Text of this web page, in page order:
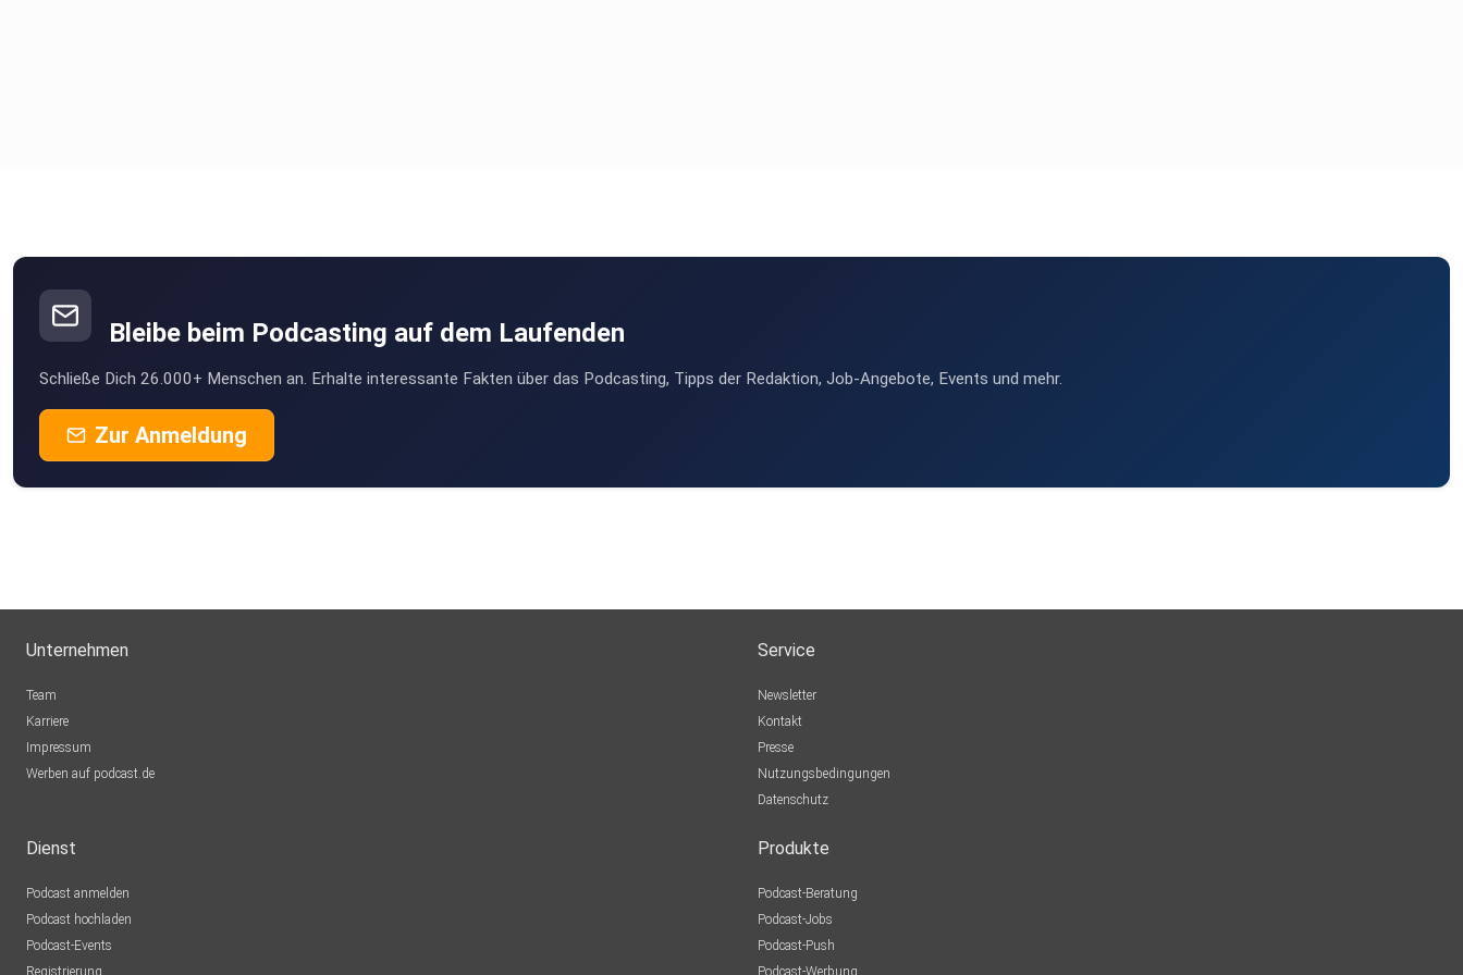
Bleibe beim Podcasting auf dem Laufenden
Schließe Dich 26.000+ Menschen an. Erhalte interessante Fakten über das Podcasting, Tipps der Redaktion, Job-Angebote, Events und mehr.
Zur Anmeldung
Unternehmen
Team
Karriere
Impressum
Werben auf podcast.de
Service
Newsletter
Kontakt
Presse
Nutzungsbedingungen
Datenschutz
Dienst
Podcast anmelden
Podcast hochladen
Podcast-Events
Registrierung
Produkte
Podcast-Beratung
Podcast-Jobs
Podcast-Push
Podcast-Werbung